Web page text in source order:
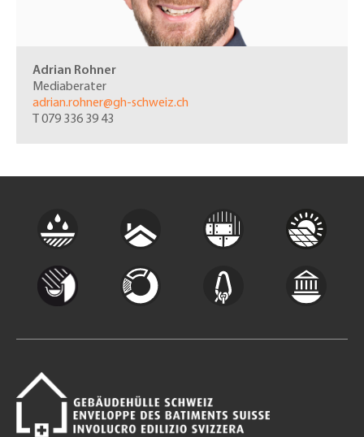
Adrian Rohner
Mediaberater
adrian.rohner@gh-schweiz.ch
T 079 336 39 43